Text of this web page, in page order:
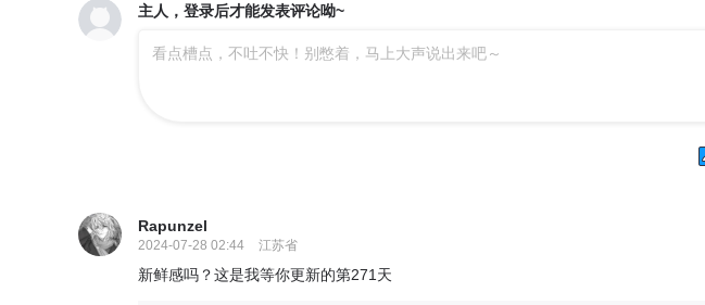
主人，登录后才能发表评论呦~
看点槽点，不吐不快！别憋着，马上大声说出来吧～
Rapunzel
2024-07-28 02:44 江苏省
新鲜感吗？这是我等你更新的第271天